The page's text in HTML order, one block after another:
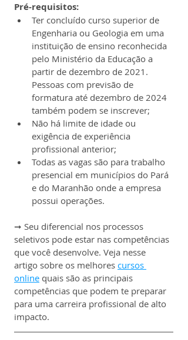
Pré-requisitos:
Ter concluído curso superior de
Engenharia ou Geologia em uma
instituição de ensino reconhecida
pelo Ministério da Educação a
partir de dezembro de 2021.
Pessoas com previsão de
formatura até dezembro de 2024
também podem se inscrever;
Não há limite de idade ou
exigência de experiência
profissional anterior;
Todas as vagas são para trabalho
presencial em municípios do Pará
e do Maranhão onde a empresa
possui operações.
➞ Seu diferencial nos processos
seletivos pode estar nas competências
que você desenvolve. Veja nesse
artigo sobre os melhores cursos
online quais são as principais
competências que podem te preparar
para uma carreira profissional de alto
impacto.